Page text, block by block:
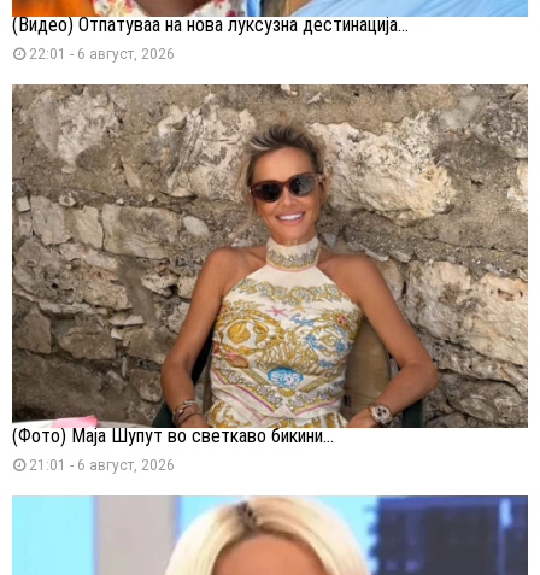
(Видео) Отпатуваа на нова луксузна дестинација...
22:01 - 6 август, 2026
(Фото) Маја Шупут во светкаво бикини...
21:01 - 6 август, 2026